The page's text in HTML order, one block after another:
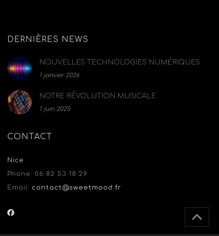
DERNIÈRES NEWS
NOUVELLES TECHNOLOGIES NUMÉRIQUES
1 janvier 2026
NOTRE RÉVOLUTION MUSICALE
1 juin 2025
CONTACT
Nice
Phone: 06 82 53 18 29
Email: contact@sweetmood.fr